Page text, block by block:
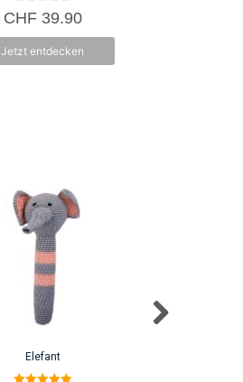
0
v
5
CHF39.90
Jetzt entdecken
Elefant